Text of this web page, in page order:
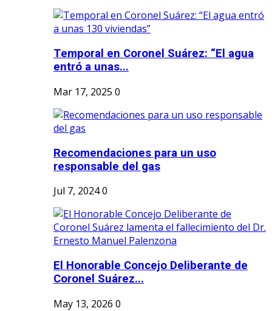
Temporal en Coronel Suárez: “El agua
entró a unas...
Mar 17, 2025 0
Recomendaciones para un uso
responsable del gas
Jul 7, 20240
El Honorable Concejo Deliberante de
Coronel Suárez...
May 13, 2026 0